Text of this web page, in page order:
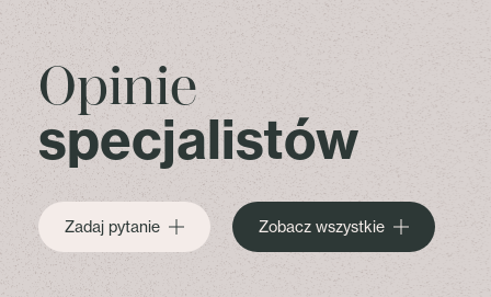
Opinie
specjalistów
Zadaj pytanie Zobacz wszystkie